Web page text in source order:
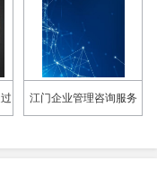
江门企业管理咨询服务